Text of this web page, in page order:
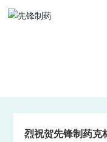
烈祝贺先锋制药克